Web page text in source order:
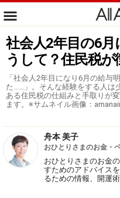
社会人2年目の6
うして？住民税
「社会人2年目になり6月の給与
た……」。そんな経験をする人は
ある住民税の仕組みと手取りが
ます。※サムネイル画像：
舟本 美子
おひとりさまのお金・
おひとりさまのお金
すためのアドバイス
るための情報、開運